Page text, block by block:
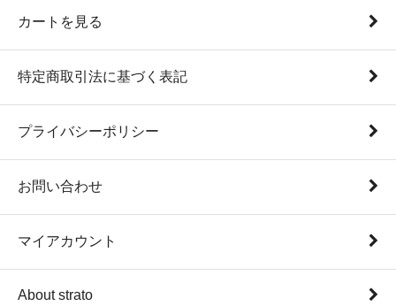
カートを見る
特定商取引法に基づく表記
プライバシーポリシー
お問い合わせ
マイアカウント
About strato